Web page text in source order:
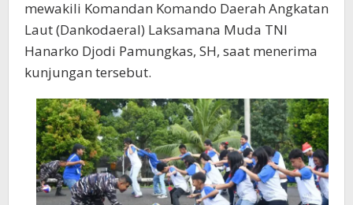
mewakili Komandan Komando Daerah Angkatan
Laut (Dankodaeral) Laksamana Muda TNI
Hanarko Djodi Pamungkas, SH, saat menerima
kunjungan tersebut.